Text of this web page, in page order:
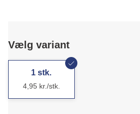
Vælg variant
1 stk.
4,95 kr./stk.